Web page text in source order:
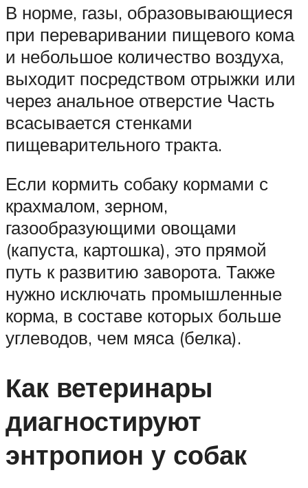
В норме, газы, образовывающиеся
при переваривании пищевого кома
и небольшое количество воздуха,
выходит посредством отрыжки или
через анальное отверстие Часть
всасывается стенками
пищеварительного тракта.
Если кормить собаку кормами с
крахмалом, зерном,
газообразующими овощами
(капуста, картошка), это прямой
путь к развитию заворота. Также
нужно исключать промышленные
корма, в составе которых больше
углеводов, чем мяса (белка).
Как ветеринары
диагностируют
энтропион у собак